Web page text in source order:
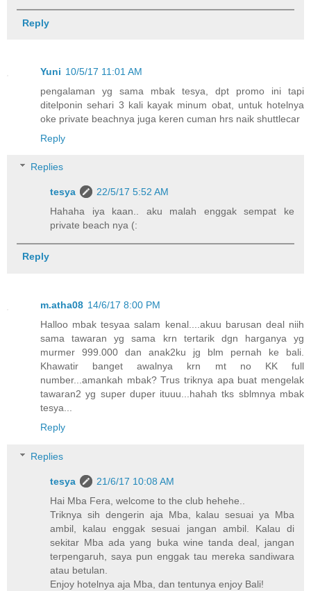
Reply
Yuni 10/5/17 11:01 AM
pengalaman yg sama mbak tesya, dpt promo ini tapi
ditelponin sehari 3 kali kayak minum obat, untuk hotelnya
oke private beachnya juga keren cuman hrs naik shuttlecar
Reply
Replies
tesya
22/5/17 5:52 AM
Hahaha iya kaan.. aku malah enggak sempat ke
private beach nya (:
Reply
m.atha08 14/6/17 8:00 PM
Halloo mbak tesyaa salam kenal....akuu barusan deal niih
sama tawaran yg sama krn tertarik dgn harganya yg
murmer 999.000 dan anak2ku jg blm pernah ke bali.
Khawatir banget awalnya krn mt no KK full
number...amankah mbak? Trus triknya apa buat mengelak
tawaran2 yg super duper ituuu...hahah tks sblmnya mbak
tesya...
Reply
Replies
tesya
21/6/17 10:08 AM
Hai Mba Fera, welcome to the club hehehe..
Triknya sih dengerin aja Mba, kalau sesuai ya Mba
ambil, kalau enggak sesuai jangan ambil. Kalau di
sekitar Mba ada yang buka wine tanda deal, jangan
terpengaruh, saya pun enggak tau mereka sandiwara
atau betulan.
Enjoy hotelnya aja Mba, dan tentunya enjoy Bali!